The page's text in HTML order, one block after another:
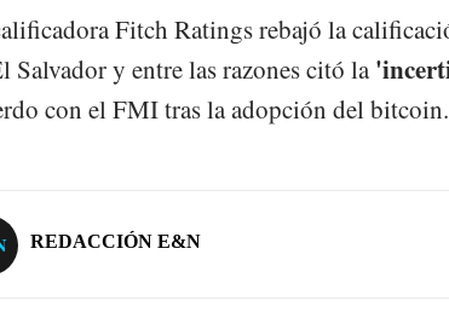
Fitch Ratings rebajó la
Salvador y entre las razones citó la
con el FMI tras la adopción del bitcoin.
REDACCIÓN E&N